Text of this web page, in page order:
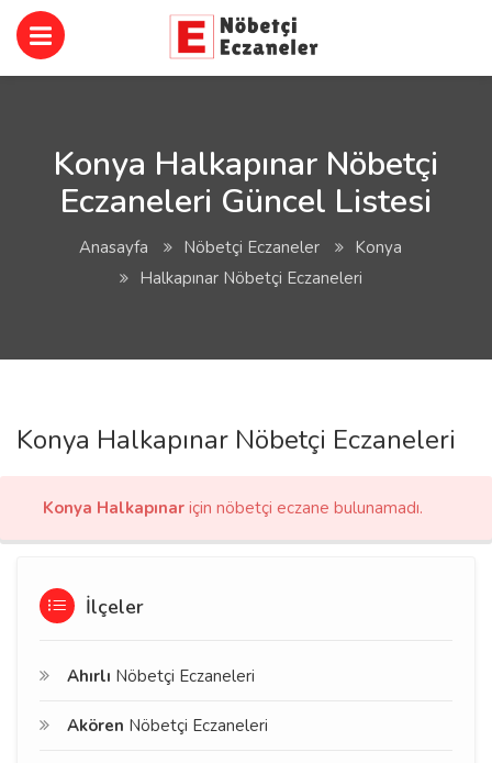
Konya Halkapınar Nöbetçi
Eczaneleri Güncel Listesi
Anasayfa Nöbetçi Eczaneler
Konya
Halkapınar Nöbetçi Eczaneleri
Konya Halkapınar Nöbetçi Eczaneleri
Konya Halkapınar için nöbetçi eczane bulunamadı.
İlçeler
Ahırlı Nöbetçi Eczaneleri
Akören Nöbetçi Eczaneleri